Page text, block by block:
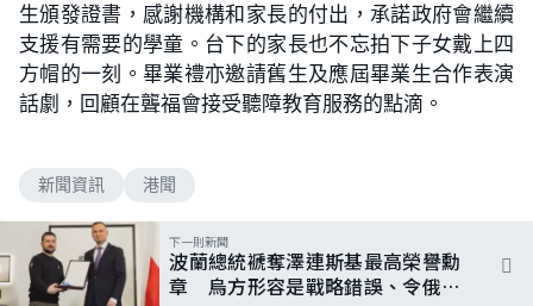
生頒發證書，感謝機構和家長的付出，承諾政府會繼續
支援有需要的學童。台下的家長也不忘拍下子女戴上四
方帽的一刻。畢業禮亦邀請舊生及應屆畢業生合作表演
話劇，回顧在聾福會接受聽障教育服務的點滴。
新聞資訊 港聞
下一則新聞
波蘭總統褫奪澤連斯基最高榮譽勳
章 烏方形容是戰略錯誤、令俄方